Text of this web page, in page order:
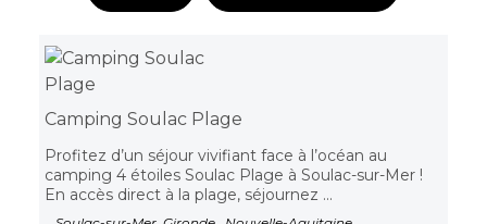
Camping Soulac Plage
Profitez d’un séjour vivifiant face à l’océan au
camping 4 étoiles Soulac Plage à Soulac-sur-Mer !
En accès direct à la plage, séjournez ...